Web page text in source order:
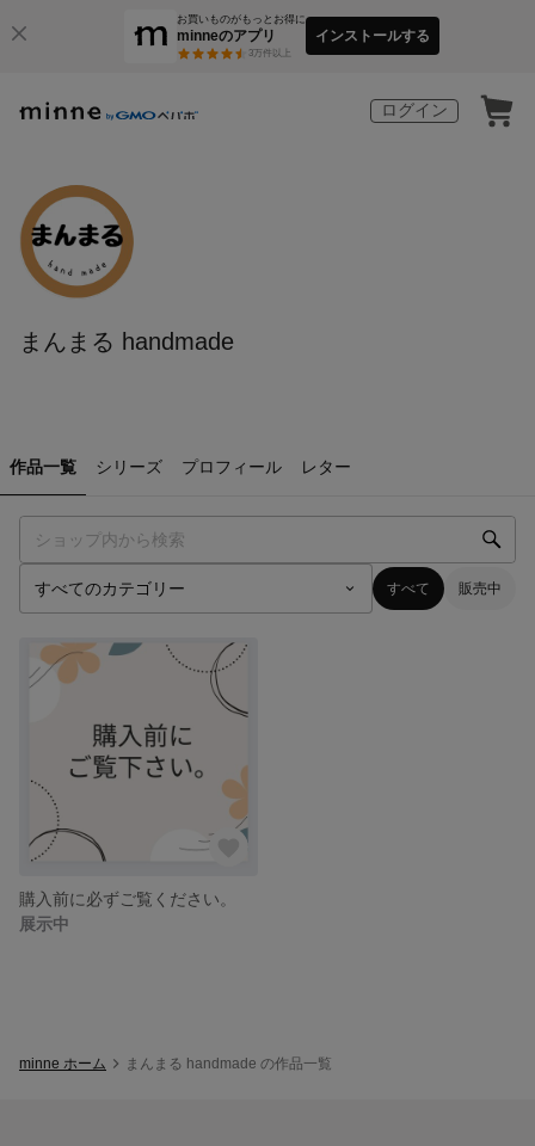
お買いものがもっとお得に
minneのアプリ
3万件以上
インストールする
ログイン
まんまる handmade
作品一覧 シリーズ プロフィール レター
すべて 販売中
購入前に必ずご覧ください。
展示中
minne ホーム まんまる handmade の作品一覧